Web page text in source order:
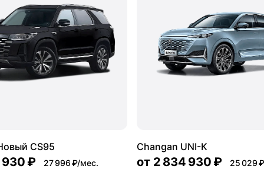
CS95
₽ 27 996 ₽/мес.
Changan UNI-K
от 2 834 930 ₽ 25 029